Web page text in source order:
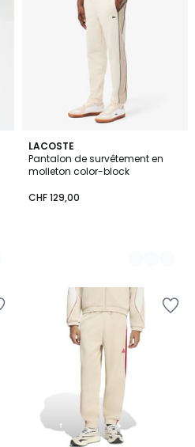
LACOSTE
Pantalon de survêtement en
molleton color-block
CHF 129,00
3
Couleurs